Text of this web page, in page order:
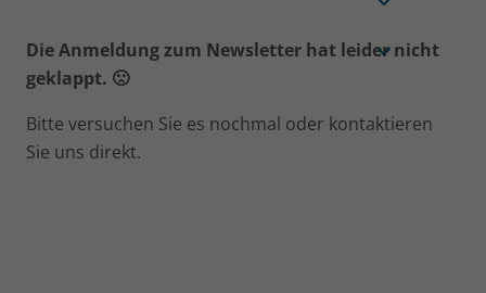
Die Anmeldung zum Newsletter hat leider nicht
geklappt. 🙁
Bitte versuchen Sie es nochmal oder kontaktieren
Sie uns direkt.